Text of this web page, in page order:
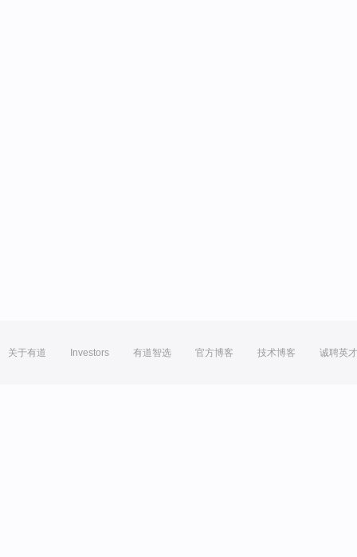
关于有道 Investors 有道智选 官方博客 技术博客 诚聘英才